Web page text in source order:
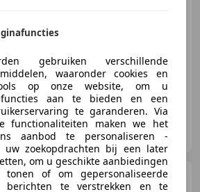
km Diesel
Volkswagen T6
Transporter
gebruiken verschillende
waaronder cookies en
op onze website, om u
aan te bieden en een
te garanderen. Via
functionaliteiten maken we het
aanbod te personaliseren -
uw zoekopdrachten bij een later
om u geschikte aanbiedingen
of om gepersonaliseerde
berichten te verstrekken en te